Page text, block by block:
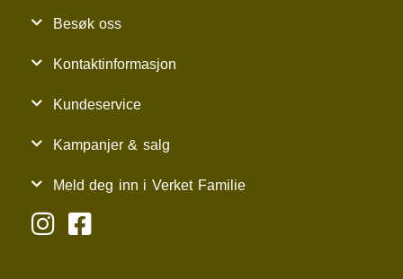
Besøk oss
Kontaktinformasjon
Kundeservice
Kampanjer & salg
Meld deg inn i Verket Familie